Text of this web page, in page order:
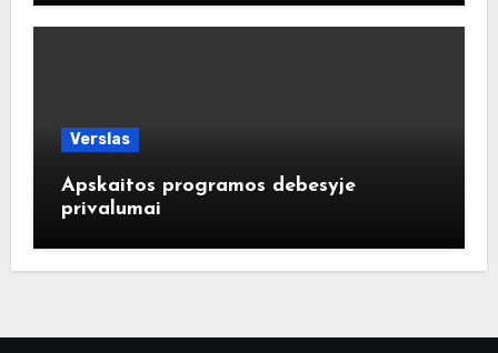
Verslas
Apskaitos programos debesyje
privalumai